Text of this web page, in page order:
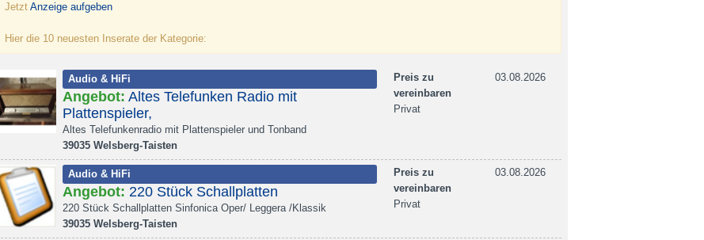
Jetzt Anzeige aufgeben
Hier die 10 neuesten Inserate der Kategorie:
Audio & HiFi
Angebot: Altes Telefunken Radio mit
Plattenspieler,
Altes Telefunkenradio mit Plattenspieler und Tonband
39035 Welsberg-Taisten
Preis zu
vereinbaren
Privat
03.08.2026
Audio & HiFi
Angebot: 220 Stück Schallplatten
220 Stück Schallplatten Sinfonica Oper/ Leggera /Klassik
39035 Welsberg-Taisten
Preis zu
vereinbaren
Privat
03.08.2026